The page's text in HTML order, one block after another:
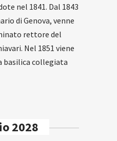
nel 1841. Dal 1843
di Genova, venne
rettore del
Nel 1851 viene
basilica collegiata
2028